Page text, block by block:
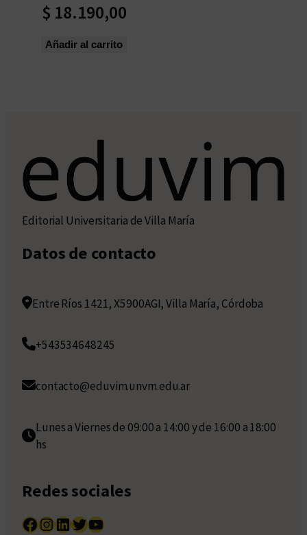
$ 18.190,00
Añadir al carrito
Editorial Universitaria de Villa María
Datos de contacto
Entre Ríos 1421, X5900AGI, Villa María, Córdoba
+543534648245
contacto@eduvim.unvm.edu.ar
Lunes a Viernes de 09:00 a 14:00 y de 16:00 a 18:00
hs
Redes sociales
Facebook InstagramLinkedIn Twitter YouTube